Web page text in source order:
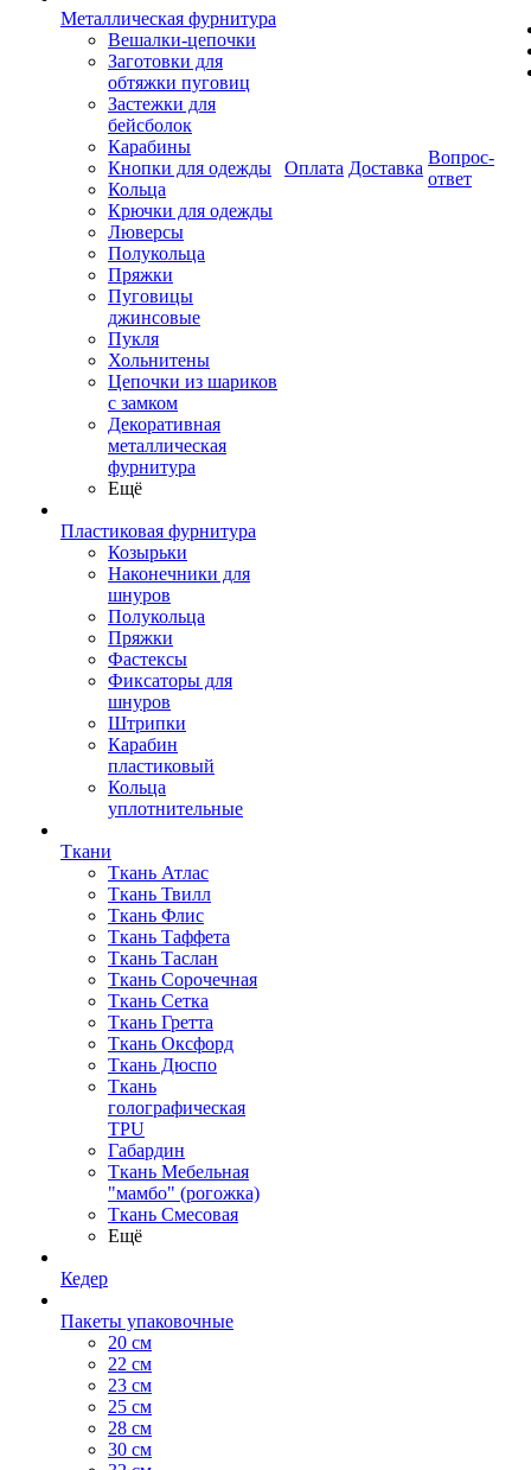
Металлическая фурнитура
Вешалки-цепочки
Заготовки для
обтяжки пуговиц
Застежки для
бейсболок
Карабины
Кнопки для одежды
Кольца
Крючки для одежды
Люверсы
Полукольца
Пряжки
Пуговицы
джинсовые
Пукля
Хольнитены
Цепочки из шариков
с замком
Декоративная
металлическая
фурнитура
Ещё
Пластиковая фурнитура
Козырьки
Наконечники для
шнуров
Полукольца
Пряжки
Фастексы
Фиксаторы для
шнуров
Штрипки
Карабин
пластиковый
Кольца
уплотнительные
Ткани
Ткань Атлас
Ткань Твилл
Ткань Флис
Ткань Таффета
Ткань Таслан
Ткань Сорочечная
Ткань Сетка
Ткань Гретта
Ткань Оксфорд
Ткань Дюспо
Ткань
голографическая
TPU
Габардин
Ткань Мебельная
"мамбо" (рогожка)
Ткань Смесовая
Ещё
Кедер
Пакеты упаковочные
20 см
22 см
23 см
25 см
28 см
30 см
Оплата Доставка
Вопрос-
ответ